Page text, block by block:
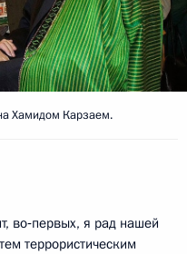
Хамидом Карзаем.
во‑первых, я рад нашей
террористическим